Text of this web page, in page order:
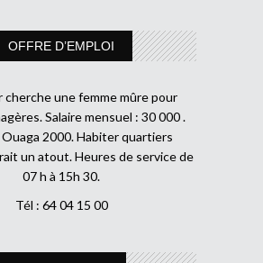
OFFRE D’EMPLOI
cherche une femme mûre pour
Salaire mensuel : 30 000 .
2000. Habiter quartiers
un atout. Heures de service de
07 h à 15h 30.
Tél : 64 04 15 00